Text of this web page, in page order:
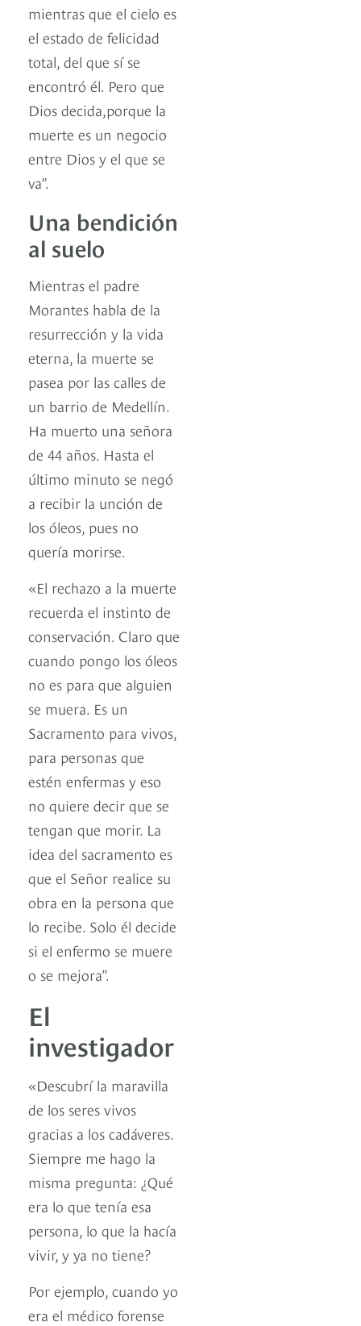
mientras que el cielo es
el estado de felicidad
total, del que sí se
encontró él. Pero que
Dios decida,porque la
muerte es un negocio
entre Dios y el que se
va”.
Una bendición
al suelo
Mientras el padre
Morantes habla de la
resurrección y la vida
eterna, la muerte se
pasea por las calles de
un barrio de Medellín.
Ha muerto una señora
de 44 años. Hasta el
último minuto se negó
a recibir la unción de
los óleos, pues no
quería morirse.
«El rechazo a la muerte
recuerda el instinto de
conservación. Claro que
cuando pongo los óleos
no es para que alguien
se muera. Es un
Sacramento para vivos,
para personas que
estén enfermas y eso
no quiere decir que se
tengan que morir. La
idea del sacramento es
que el Señor realice su
obra en la persona que
lo recibe. Solo él decide
si el enfermo se muere
o se mejora”.
El
investigador
«Descubrí la maravilla
de los seres vivos
gracias a los cadáveres.
Siempre me hago la
misma pregunta: ¿Qué
era lo que tenía esa
persona, lo que la hacía
vivir, y ya no tiene?
Por ejemplo, cuando yo
era el médico forense